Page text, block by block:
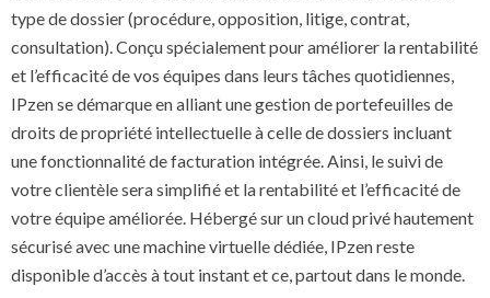
type de dossier (procédure, opposition, litige, contrat,
consultation). Conçu spécialement pour améliorer la rentabilité
et l’efficacité de vos équipes dans leurs tâches quotidiennes,
IPzen se démarque en alliant une gestion de portefeuilles de
droits de propriété intellectuelle à celle de dossiers incluant
une fonctionnalité de facturation intégrée. Ainsi, le suivi de
votre clientèle sera simplifié et la rentabilité et l’efficacité de
votre équipe améliorée. Hébergé sur un cloud privé hautement
sécurisé avec une machine virtuelle dédiée, IPzen reste
disponible d’accès à tout instant et ce, partout dans le monde.